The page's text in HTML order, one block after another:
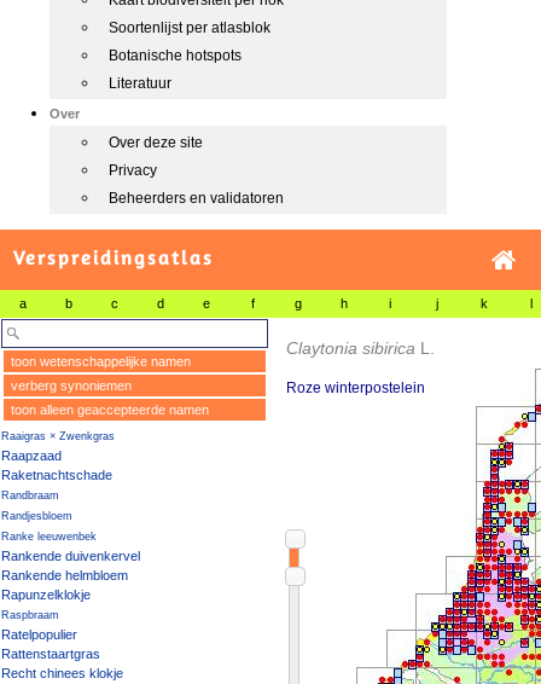
Soortenlijst per atlasblok
Botanische hotspots
Literatuur
Over
Over deze site
Privacy
Beheerders en validatoren
Verspreidingsatlas
a b c d e f g h i j k l
toon wetenschappelijke namen
verberg synoniemen
toon alleen geaccepteerde namen
Raaigras × Zwenkgras
Raapzaad
Raketnachtschade
Randbraam
Randjesbloem
Ranke leeuwenbek
Rankende duivenkervel
Rankende helmbloem
Rapunzelklokje
Raspbraam
Ratelpopulier
Rattenstaartgras
Recht chinees klokje
Claytonia sibirica L.
Roze winterpostelein